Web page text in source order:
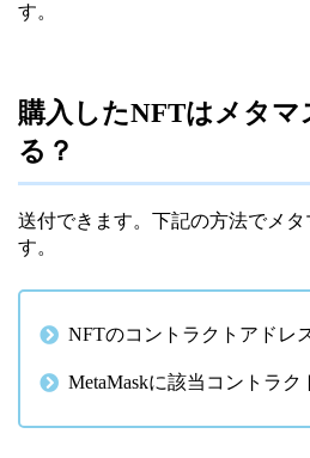
す。
購入したNFTはメタマ
る？
送付できます。下記の方法でメ
す。
NFTのコントラクトアドレ
MetaMaskに該当コントラ